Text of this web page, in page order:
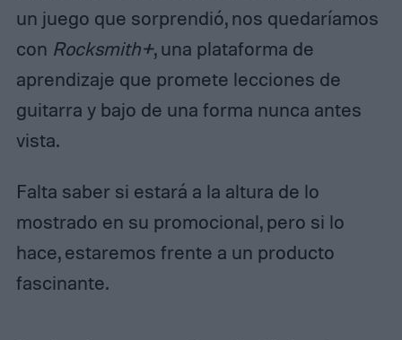
un juego que sorprendió, nos quedaríamos
con Rocksmith+, una plataforma de
aprendizaje que promete lecciones de
guitarra y bajo de una forma nunca antes
vista.
Falta saber si estará a la altura de lo
mostrado en su promocional, pero si lo
hace, estaremos frente a un producto
fascinante.